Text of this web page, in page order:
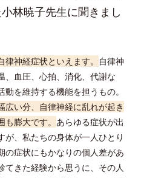
林暁子先生に聞きまし
神経症状といえます。 自律神
、血圧、心拍、消化、代謝な
動を維持する機能を担うもの。
広い分、自律神経に乱れが起き
も膨大です。あらゆる症状が出
が、私たちの身体が一人ひとり
の症状にもかなりの個人差があ
てきた経験から思うに、その人